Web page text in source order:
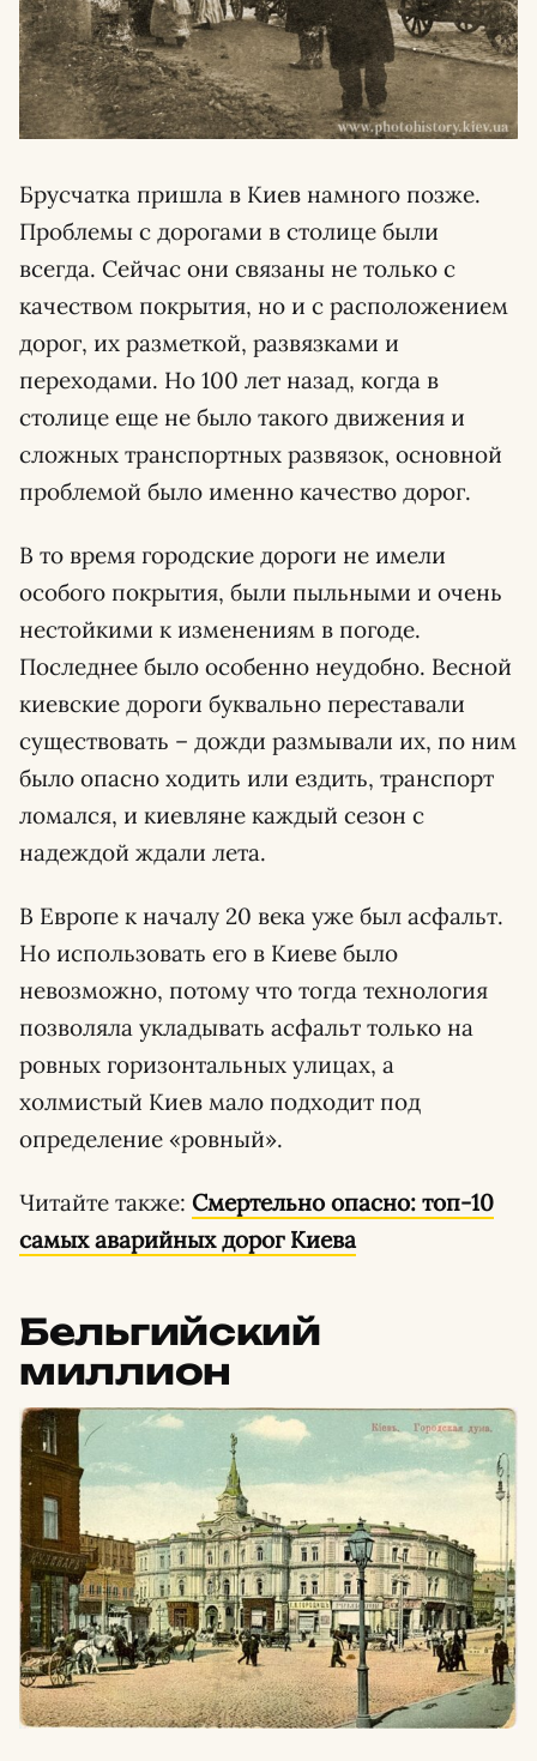
Брусчатка пришла в Киев намного позже.
Проблемы с дорогами в столице были
всегда. Сейчас они связаны не только с
качеством покрытия, но и с расположением
дорог, их разметкой, развязками и
переходами. Но 100 лет назад, когда в
столице еще не было такого движения и
сложных транспортных развязок, основной
проблемой было именно качество дорог.
В то время городские дороги не имели
особого покрытия, были пыльными и очень
нестойкими к изменениям в погоде.
Последнее было особенно неудобно. Весной
киевские дороги буквально переставали
существовать – дожди размывали их, по ним
было опасно ходить или ездить, транспорт
ломался, и киевляне каждый сезон с
надеждой ждали лета.
В Европе к началу 20 века уже был асфальт.
Но использовать его в Киеве было
невозможно, потому что тогда технология
позволяла укладывать асфальт только на
ровных горизонтальных улицах, а
холмистый Киев мало подходит под
определение «ровный».
Читайте также: Смертельно опасно: топ-10
самых аварийных дорог Киева
Бельгийский
миллион